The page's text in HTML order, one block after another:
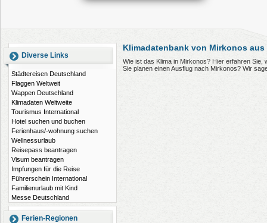
Diverse Links
Städtereisen Deutschland
Flaggen Weltweit
Wappen Deutschland
Klimadaten Weltweite
Tourismus International
Hotel suchen und buchen
Ferienhaus/-wohnung suchen
Wellnessurlaub
Reisepass beantragen
Visum beantragen
Impfungen für die Reise
Führerschein International
Familienurlaub mit Kind
Messe Deutschland
Ferien-Regionen
Klimadatenbank von Mirkonos
Wie ist das Klima in Mirkonos? Hier erfahren
Sie planen einen Ausflug nach Mirkonos? Wir